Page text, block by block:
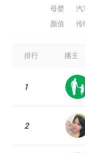
母婴
汽
颜值
传
排行 播主
1
2